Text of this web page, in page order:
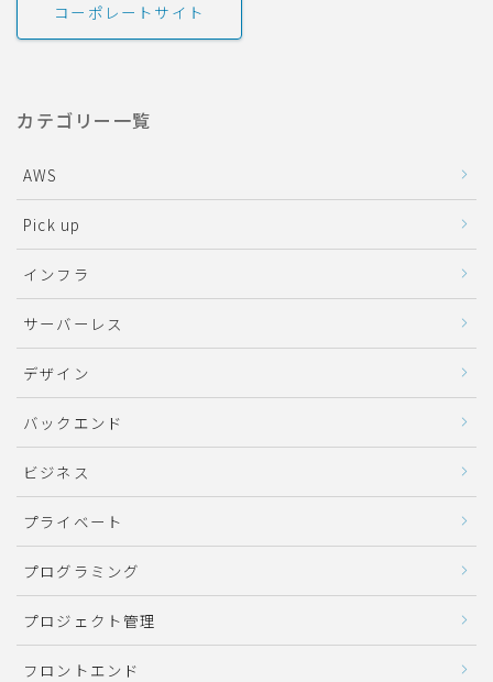
コーポレートサイト
カテゴリー一覧
AWS
Pick up
インフラ
サーバーレス
デザイン
バックエンド
ビジネス
プライベート
プログラミング
プロジェクト管理
フロントエンド